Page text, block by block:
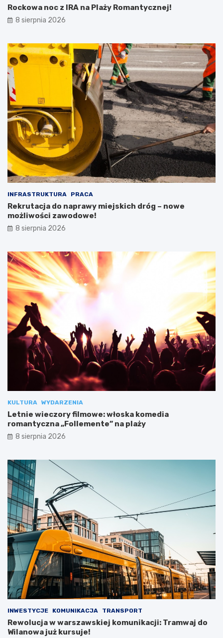
Rockowa noc z IRA na Plaży Romantycznej!
8 sierpnia 2026
INFRASTRUKTURA PRACA
Rekrutacja do naprawy miejskich dróg – nowe
możliwości zawodowe!
8 sierpnia 2026
KULTURA WYDARZENIA
Letnie wieczory filmowe: włoska komedia
romantyczna „Follemente” na plaży
8 sierpnia 2026
INWESTYCJE KOMUNIKACJA TRANSPORT
Rewolucja w warszawskiej komunikacji: Tramwaj do
Wilanowa już kursuje!